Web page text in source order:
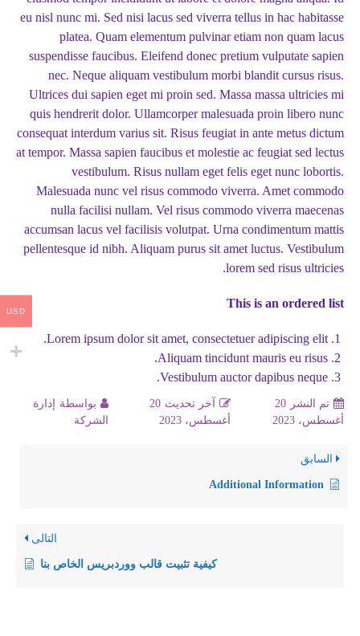
eu nisl nunc mi. Sed nisi lacus sed viverra tellus in hac habitasse
platea. Quam elementum pulvinar etiam non quam lacus
suspendisse faucibus. Eleifend donec pretium vulputate sapien
nec. Neque aliquam vestibulum morbi blandit cursus risus.
Ultrices dui sapien eget mi proin sed. Massa massa ultricies mi
quis hendrerit dolor. Ullamcorper malesuada proin libero nunc
consequat interdum varius sit. Risus feugiat in ante metus dictum
at tempor. Massa sapien faucibus et molestie ac feugiat sed lectus
vestibulum. Risus nullam eget felis eget nunc lobortis.
Malesuada nunc vel risus commodo viverra. Amet commodo
nulla facilisi nullam. Vel risus commodo viverra maecenas
accumsan lacus vel facilisis volutpat. Urna condimentum mattis
pellentesque id nibh. Aliquam purus sit amet luctus. Vestibulum
lorem sed risus ultricies.
This is an ordered list
Lorem ipsum dolor sit amet, consectetuer adipiscing elit.
Aliquam tincidunt mauris eu risus.
Vestibulum auctor dapibus neque.
تم النشر 20
أغسطس، 2023
آخر تحديث 20
أغسطس، 2023
بواسطة
إدارة
الشركة
السابق
Additional Information
التالى
كيفية تثبيت قالب ووردبريس الخاص بنا
USD